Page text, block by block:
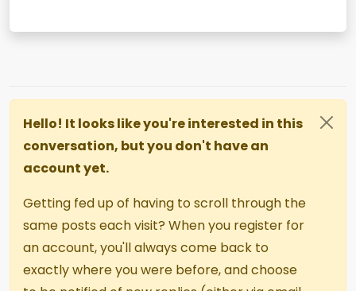
Hello! It looks like you're interested in this
conversation, but you don't have an
account yet.
Getting fed up of having to scroll through the
same posts each visit? When you register for
an account, you'll always come back to
exactly where you were before, and choose